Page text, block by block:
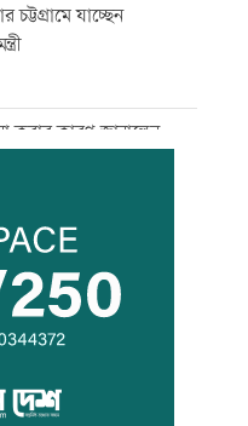
চট্টগ্রামে যাচ্ছেন
করার কারণ জানালেন
লীগের সঙ্গে গণতন্ত্র যায়
ফখরুল